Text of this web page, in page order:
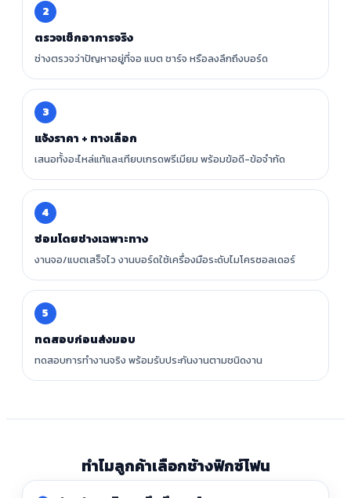
2
ตรวจเช็กอาการจริง
ช่างตรวจว่าปัญหาอยู่ที่จอ แบต ชาร์จ หรือลงลึกถึงบอร์ด
3
แจ้งราคา + ทางเลือก
เสนอทั้งอะไหล่แท้และเทียบเกรดพรีเมียม พร้อมข้อดี-ข้อจำกัด
4
ซ่อมโดยช่างเฉพาะทาง
งานจอ/แบตเสร็จไว งานบอร์ดใช้เครื่องมือระดับไมโครซอลเดอร์
5
ทดสอบก่อนส่งมอบ
ทดสอบการทำงานจริง พร้อมรับประกันงานตามชนิดงาน
ทำไมลูกค้าเลือกช้างฟิกซ์โฟน